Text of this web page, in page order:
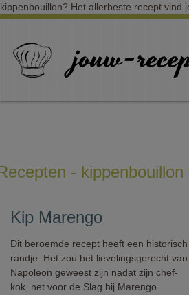
kippenbouillon? Het allerbeste recept vind
- kippenbouillon
Kip Marengo
Dit beroemde recept heeft een historisch
randje. Het zou het lievelingsgerecht van
Napoleon geweest zijn nadat zijn chef-
kok, net voor de Slag bij Marengo